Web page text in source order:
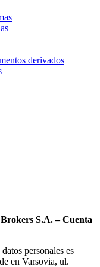
derivados
S.A. – Cuenta
personales es
en Varsovia, ul.